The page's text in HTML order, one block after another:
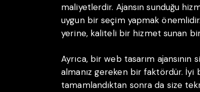
maliyetlerdir. Ajansın sunduğu
uygun bir seçim yapmak
yerine, kaliteli bir hizmet sunan bir
Ayrıca, bir web tasarım
almanız gereken bir faktördür. İyi
tamamlandıktan sonra da size